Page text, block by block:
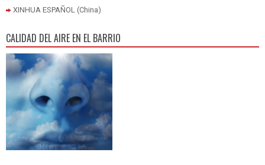
XINHUA ESPAÑOL (China)
CALIDAD DEL AIRE EN EL BARRIO